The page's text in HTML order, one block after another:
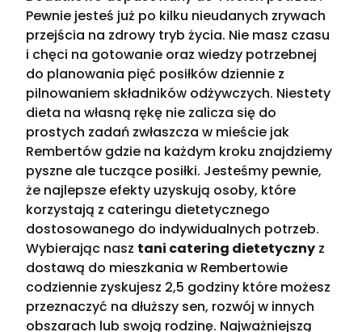
Pewnie jesteś już po kilku nieudanych zrywach
przejścia na zdrowy tryb życia. Nie masz czasu
i chęci na gotowanie oraz wiedzy potrzebnej
do planowania pięć posiłków dziennie z
pilnowaniem składników odżywczych. Niestety
dieta na własną rękę nie zalicza się do
prostych zadań zwłaszcza w mieście jak
Rembertów gdzie na każdym kroku znajdziemy
pyszne ale tuczące posiłki. Jesteśmy pewnie,
że najlepsze efekty uzyskują osoby, które
korzystają z cateringu dietetycznego
dostosowanego do indywidualnych potrzeb.
Wybierając nasz tani catering dietetyczny z
dostawą do mieszkania w Rembertowie
codziennie zyskujesz 2,5 godziny które możesz
przeznaczyć na dłuższy sen, rozwój w innych
obszarach lub swoją rodzinę. Najważniejszą